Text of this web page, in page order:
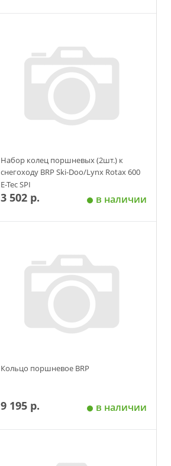
Набор колец поршневых (2шт.) к
снегоходу BRP Ski-Doo/Lynx Rotax 600
E-Tec SPI
3 502 р. в наличии
Кольцо поршневое BRP
9 195 р. в наличии